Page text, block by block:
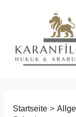
Startseite